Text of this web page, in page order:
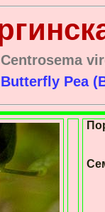
Centrosema
Butterfly Pea